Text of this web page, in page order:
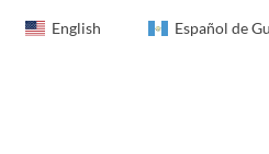
English Español de